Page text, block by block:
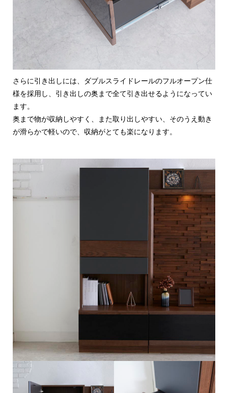
さらに引き出しには、ダブルスライドレールのフルオープン仕
様を採用し、引き出しの奥まで全て引き出せるようになってい
ます。
奥まで物が収納しやすく、また取り出しやすい、そのうえ動き
が滑らかで軽いので、収納がとても楽になります。